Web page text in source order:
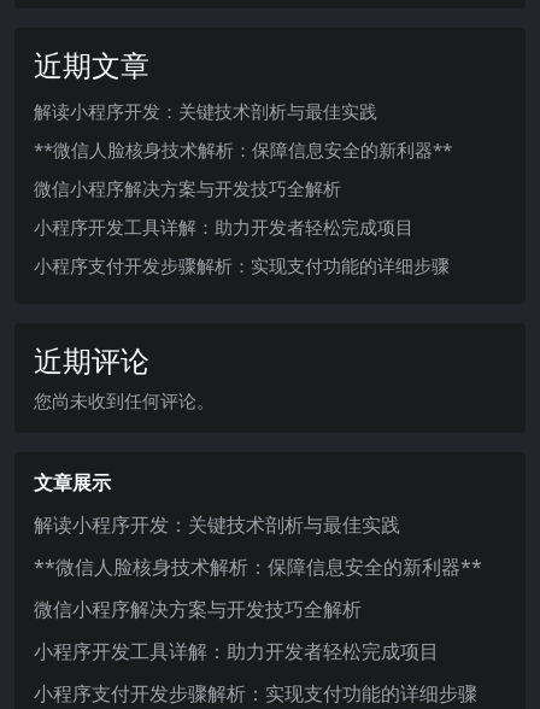
近期文章
解读小程序开发：关键技术剖析与最佳实践
**微信人脸核身技术解析：保障信息安全的新利器**
微信小程序解决方案与开发技巧全解析
小程序开发工具详解：助力开发者轻松完成项目
小程序支付开发步骤解析：实现支付功能的详细步骤
近期评论
您尚未收到任何评论。
文章展示
解读小程序开发：关键技术剖析与最佳实践
**微信人脸核身技术解析：保障信息安全的新利器**
微信小程序解决方案与开发技巧全解析
小程序开发工具详解：助力开发者轻松完成项目
小程序支付开发步骤解析：实现支付功能的详细步骤